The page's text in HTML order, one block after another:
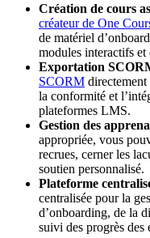
Création de cours
créateur de One
de matériel
modules interactifs et
Exportation
SCORM
la conformité et
plateformes LMS.
Gestion des
appropriée, vous
recrues, cerner les
soutien personnalisé.
Plateforme
centralisée pour la
d’onboarding, de la
suivi des progrès des